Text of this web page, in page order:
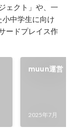
ェクト」や、一
中学生に向け
ードプレイス作
muun運営
2025年7月